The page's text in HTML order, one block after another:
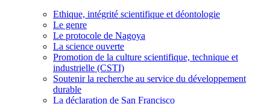
Ethique, intégrité scientifique et déontologie
Le genre
Le protocole de Nagoya
La science ouverte
Promotion de la culture scientifique, technique et
industrielle (CSTI)
Soutenir la recherche au service du développement
durable
La déclaration de San Francisco